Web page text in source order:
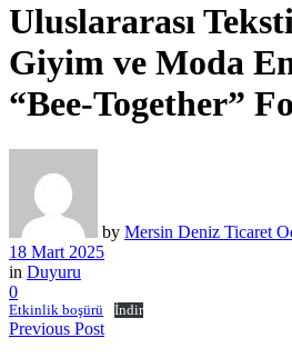
Uluslararası
Giyim ve Moda
“Bee-Together”
by Mersin Deniz Ticaret
18 Mart 2025
in Duyuru
0
Etkinlik boşürü İndir
Previous Post